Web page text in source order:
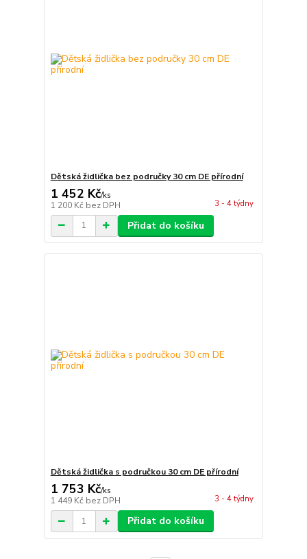
Dětská židlička bez područky 30 cm DE přírodní
1 452 Kč/ks
1 200 Kč bez DPH 3 - 4 týdny
Přidat do košíku
Dětská židlička s područkou 30 cm DE přírodní
1 753 Kč/ks
1 449 Kč bez DPH 3 - 4 týdny
Přidat do košíku